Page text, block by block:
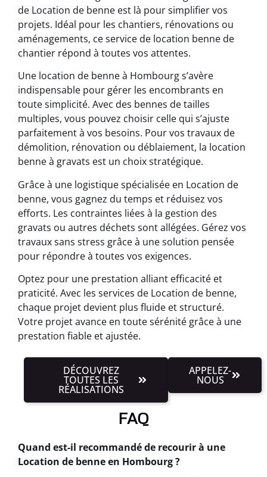
de Location de benne est là pour simplifier vos
projets. Idéal pour les chantiers, rénovations ou
aménagements, ce service de location benne de
chantier répond à toutes vos attentes.
Une location de benne à Hombourg s’avère
indispensable pour gérer les encombrants en
toute simplicité. Avec des bennes de tailles
multiples, vous pouvez choisir celle qui s’ajuste
parfaitement à vos besoins. Pour vos travaux de
démolition, rénovation ou déblaiement, la location
benne à gravats est un choix stratégique.
Grâce à une logistique spécialisée en Location de
benne, vous gagnez du temps et réduisez vos
efforts. Les contraintes liées à la gestion des
gravats ou autres déchets sont allégées. Gérez vos
travaux sans stress grâce à une solution pensée
pour répondre à toutes vos exigences.
Optez pour une prestation alliant efficacité et
praticité. Avec les services de Location de benne,
chaque projet devient plus fluide et structuré.
Votre projet avance en toute sérénité grâce à une
prestation fiable et ajustée.
DÉCOUVREZ
TOUTES LES
RÉALISATIONS
APPELEZ-
NOUS
FAQ
Quand est-il recommandé de recourir à une
Location de benne en Hombourg ?